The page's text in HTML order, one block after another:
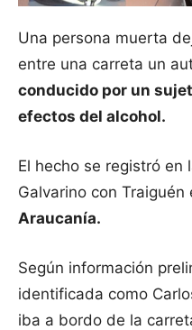
Una persona muerta
entre una carreta un
conducido por un
efectos del alcohol.
El hecho se registró en
Galvarino con Traiguén
Araucanía.
Según información
identificada como
iba a bordo de la